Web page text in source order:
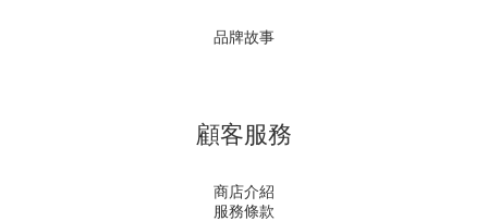
品牌故事
顧客服務
商店介紹
服務條款